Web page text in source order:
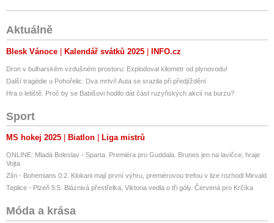
Aktuálně
Blesk Vánoce Kalendář svátků 2025 INFO.cz
Dron v bulharském vzdušném prostoru: Explodoval kilometr od plynovodu!
Další tragédie u Pohořelic: Dva mrtví! Auta se srazila při předjíždění
Hra o letiště. Proč by se Babišovi hodilo dát část ruzyňských akcií na burzu?
Sport
MS hokej 2025 Biatlon Liga mistrů
ONLINE: Mladá Boleslav - Sparta. Premiéra pro Guddala. Brunes jen na lavičce, hraje
Vojta
Zlín - Bohemians 0:2. Klokani mají první výhru, premiérovou trefou v lize rozhodl Mirvald
Teplice - Plzeň 5:5. Bláznivá přestřelka, Viktoria vedla o tři góly. Červená pro Krčíka
Móda a krása